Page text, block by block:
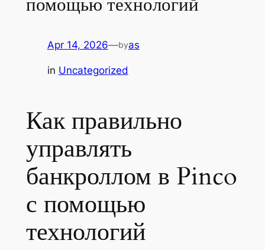
Apr 14, 2026—byas
in Uncategorized
Как правильно
управлять
банкроллом в Pinco
с помощью
технологий